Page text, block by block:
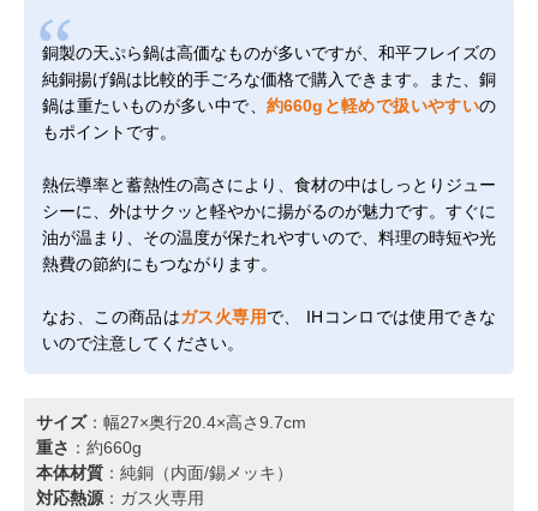
銅製の天ぷら鍋は高価なものが多いですが、和平フレイズの
純銅揚げ鍋は比較的手ごろな価格で購入できます。また、銅
鍋は重たいものが多い中で、 約660gと軽めで扱いやすいの
もポイントです。
熱伝導率と蓄熱性の高さにより、食材の中はしっとりジュー
シーに、外はサクッと軽やかに揚がるのが魅力です。すぐに
油が温まり、その温度が保たれやすいので、料理の時短や光
熱費の節約にもつながります。
なお、この商品はガス火専用で、 IHコンロでは使用できな
いので注意してください。
サイズ：幅27×奥行20.4×高さ9.7cm
重さ ：約660g
本体材質 ：純銅（内面/錫メッキ）
対応熱源 ：ガス火専用